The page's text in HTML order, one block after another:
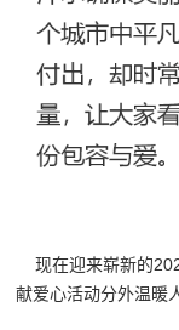
现在迎来崭新的
献爱心活动分外温暖